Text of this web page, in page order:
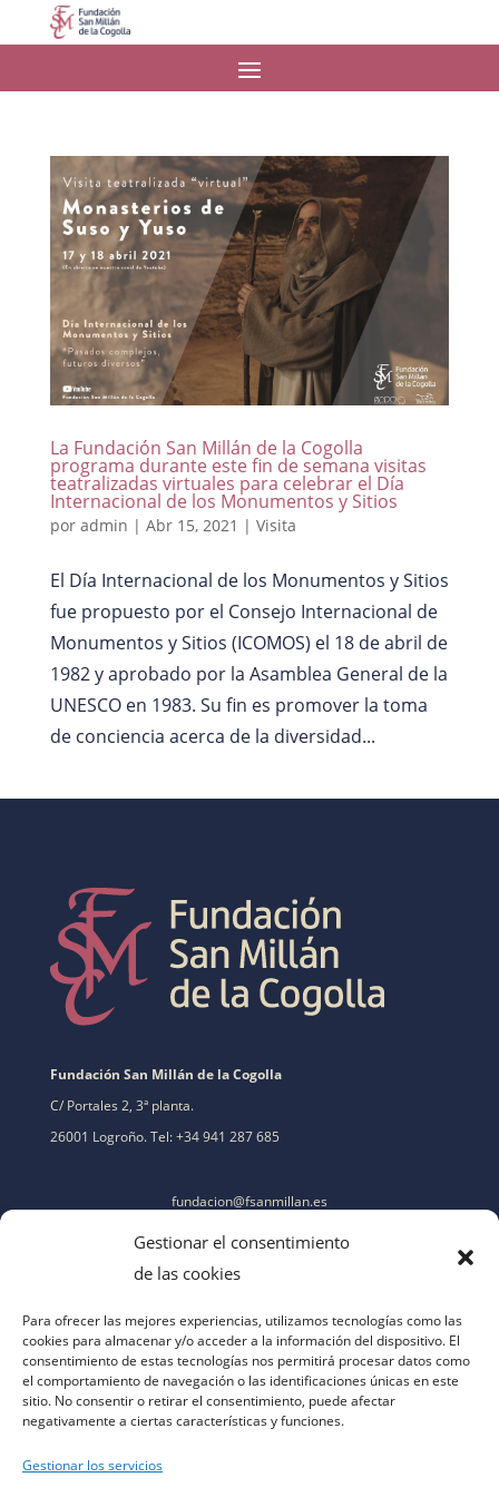
Gestionar el consentimiento
de las cookies
Para ofrecer las mejores experiencias, utilizamos tecnologías como las
cookies para almacenar y/o acceder a la información del dispositivo. El
consentimiento de estas tecnologías nos permitirá procesar datos como
el comportamiento de navegación o las identificaciones únicas en este
sitio. No consentir o retirar el consentimiento, puede afectar
negativamente a ciertas características y funciones.
Gestionar los servicios
La Fundación San Millán de la Cogolla
programa durante este fin de semana visitas
teatralizadas virtuales para celebrar el Día
Internacional de los Monumentos y Sitios
por admin | Abr 15, 2021 | Visita
El Día Internacional de los Monumentos y Sitios
fue propuesto por el Consejo Internacional de
Monumentos y Sitios (ICOMOS) el 18 de abril de
1982 y aprobado por la Asamblea General de la
UNESCO en 1983. Su fin es promover la toma
de conciencia acerca de la diversidad...
Fundación San Millán de la Cogolla
C/ Portales 2, 3ª planta.
26001 Logroño. Tel: +34 941 287 685
fundacion@fsanmillan.es